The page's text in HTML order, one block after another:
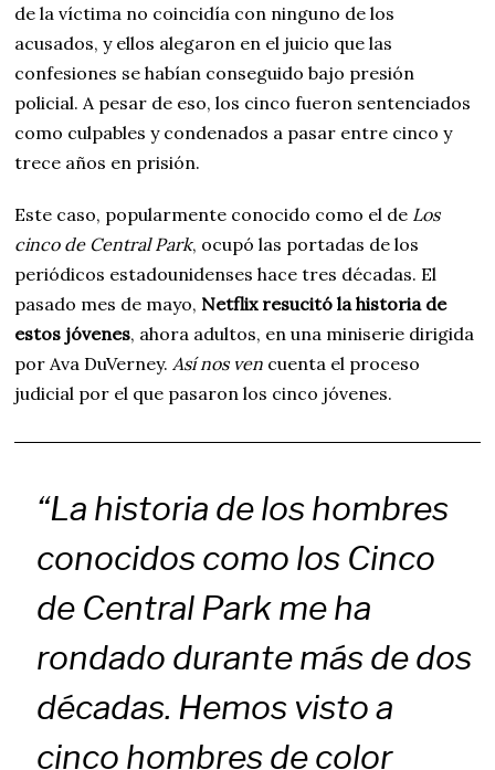
de la víctima no coincidía con ninguno de los
acusados, y ellos alegaron en el juicio que las
confesiones se habían conseguido bajo presión
policial. A pesar de eso, los cinco fueron sentenciados
como culpables y condenados a pasar entre cinco y
trece años en prisión.
Este caso, popularmente conocido como el de Los
cinco de Central Park, ocupó las portadas de los
periódicos estadounidenses hace tres décadas. El
pasado mes de mayo, Netflix resucitó la historia de
estos jóvenes, ahora adultos, en una miniserie dirigida
por Ava DuVerney. Así nos ven cuenta el proceso
judicial por el que pasaron los cinco jóvenes.
“La historia de los hombres
conocidos como los Cinco
de Central Parkme ha
rondado durante más de dos
décadas. Hemos visto a
cinco hombres de color